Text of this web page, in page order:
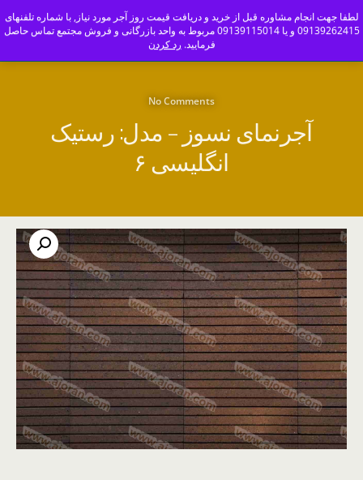
ajoranco_zapas
کارخانه آجر سفال و آجرنما اصفهان-09139115014
No Comments
آجرنمای نسوز – مدل: رستیک
انگلیسی ۶
لطفا جهت انجام مشاوره قبل از خرید و دریافت قیمت روز آجر مورد نیاز, با شماره تلفنهای
09139262415 و یا 09139115014 مربوط به واحد بازرگانی و فروش مجتمع تماس حاصل
فرمایید. رد کردن